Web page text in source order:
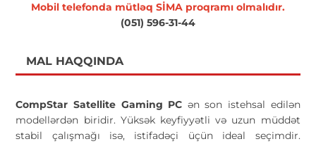
Mobil telefonda mütləq SİMA proqramı olmalıdır.
(051) 596-31-44
MAL HAQQINDA
CompStar Satellite Gaming PC ən son istehsal edilən
modellərdən biridir. Yüksək keyfiyyətli və uzun müddət
stabil çalışmağı isə, istifadəçi üçün ideal seçimdir.